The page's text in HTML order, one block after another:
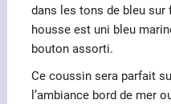
dans les tons de bleu sur
housse est uni bleu
bouton assorti.
Ce coussin sera parfait
l’ambiance bord de mer